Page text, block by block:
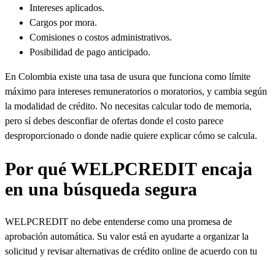
Intereses aplicados.
Cargos por mora.
Comisiones o costos administrativos.
Posibilidad de pago anticipado.
En Colombia existe una tasa de usura que funciona como límite
máximo para intereses remuneratorios o moratorios, y cambia según
la modalidad de crédito. No necesitas calcular todo de memoria,
pero sí debes desconfiar de ofertas donde el costo parece
desproporcionado o donde nadie quiere explicar cómo se calcula.
Por qué WELPCREDIT encaja
en una búsqueda segura
WELPCREDIT no debe entenderse como una promesa de
aprobación automática. Su valor está en ayudarte a organizar la
solicitud y revisar alternativas de crédito online de acuerdo con tu